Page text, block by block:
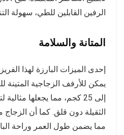
الرفين القابلين للطي، سهولة
المتانة والسلامة
إحدى الميزات البارزة لهذا
يمكن للأرفف الزجاجية المتينة
إلى 25 كجم، مما يجعلها
الثقيلة دون قلق. كما أن
مما يضمن طول العمر وراحة